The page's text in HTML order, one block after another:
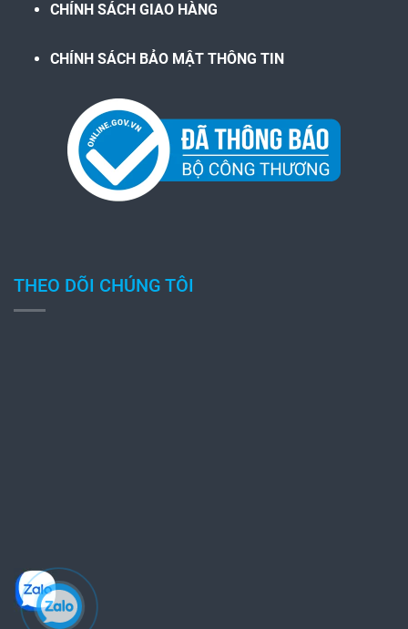
CHÍNH SÁCH GIAO HÀNG
CHÍNH SÁCH BẢO MẬT THÔNG TIN
THEO DÕI CHÚNG TÔI